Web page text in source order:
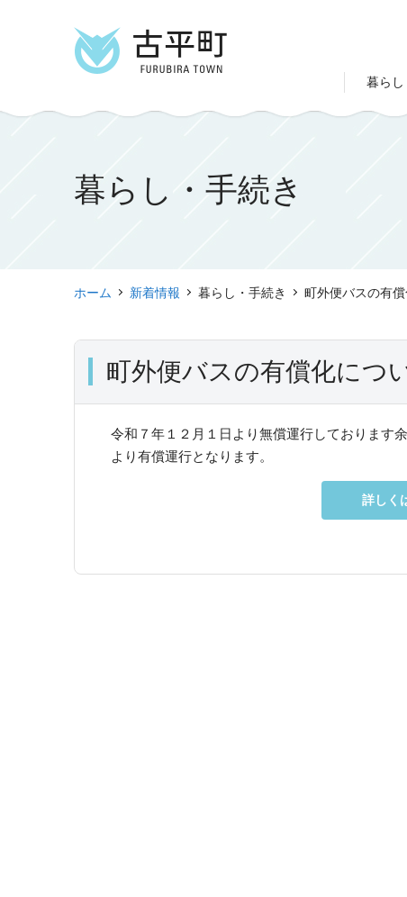
暮らし
暮らし・手続き
ホーム 新着情報 暮らし・手続き 町外便バスの有
町外便バスの有償化につ
令和７年１２月１日より無償運行しております
より有償運行となります。
詳しく